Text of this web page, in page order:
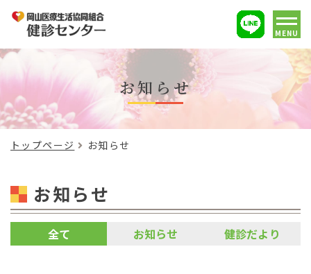
MENU
お知らせ
トップページ お知らせ
お知らせ
全て お知らせ 健診だより